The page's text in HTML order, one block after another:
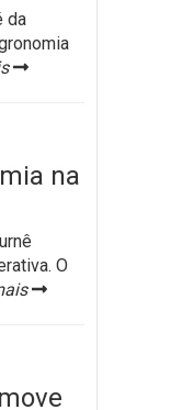
da
na
O